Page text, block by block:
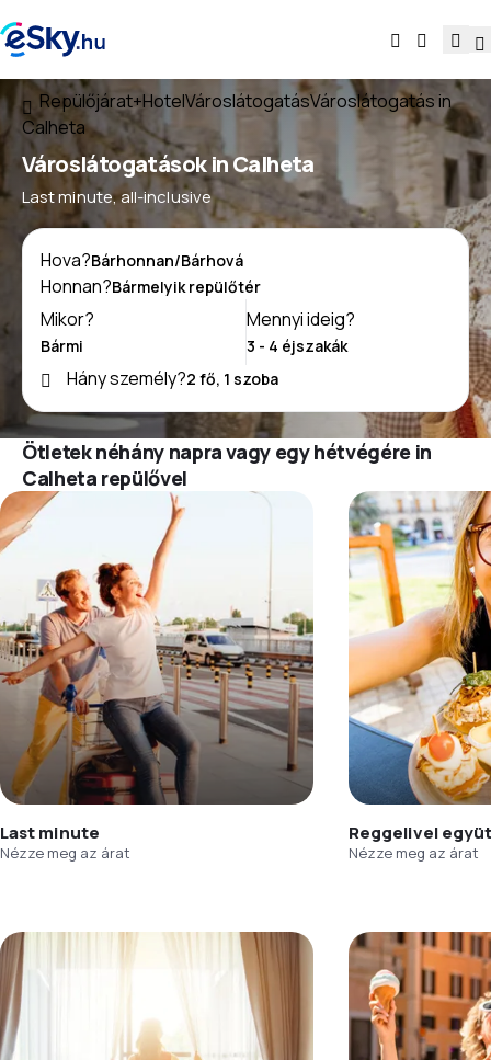
Repülőjárat+HotelVároslátogatásVároslátogatás in
Calheta
Városlátogatások in Calheta
Last minute, all-inclusive
Hova?
Honnan?
Mikor?
Mennyi ideig?
Hány személy?
Ötletek néhány napra vagy egy hétvégére in
Calheta repülővel
Last minute
Nézze meg az árat
Reggelivel
Nézze meg az árat